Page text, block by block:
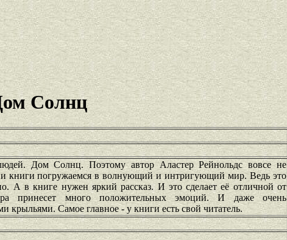
Солнц
Дом Солнц. Поэтому автор Аластер Рейнольдс вовсе не
книги погружаемся в волнующий и интригующий мир. Ведь это
А в книге нужен яркий рассказ. И это сделает её отличной от
принесет много положительных эмоций. И даже очень
Самое главное - у книги есть свой читатель.